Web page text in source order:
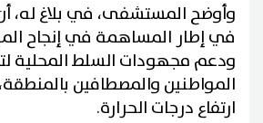
وأوضح المستشفى، في بلاغ له، أن
في إطار المساهمة في إنجاح
ودعم مجهودات السلط المحلية
المواطنين والمصطافين
ارتفاع درجات الحرارة.